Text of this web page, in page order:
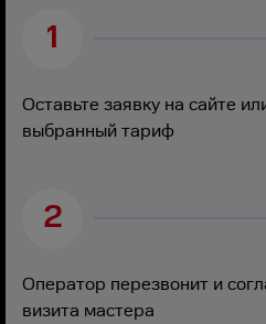
1
Оставьте заявку на сайте
выбранный тариф
2
Оператор перезвонит и
визита мастера